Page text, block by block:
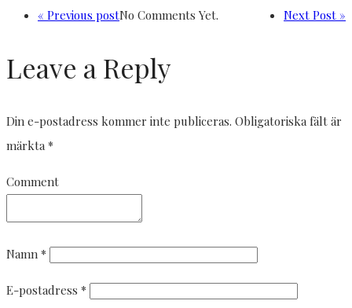
« Previous post Next Post »
No Comments Yet.
Leave a Reply
Din e-postadress kommer inte publiceras. Obligatoriska fält är
märkta*
Comment
Namn *
E-postadress *